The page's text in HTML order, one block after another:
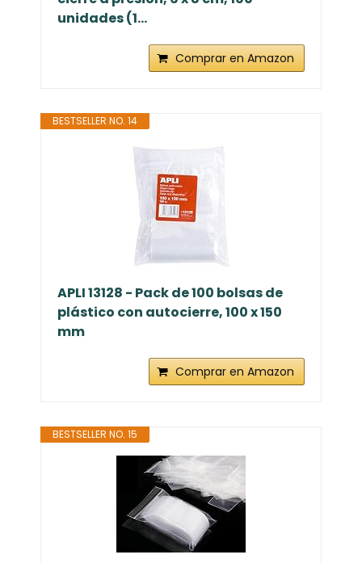
unidades (1...
Comprar en Amazon
BESTSELLER NO. 14
APLI 13128 - Pack de 100 bolsas de
plástico con autocierre, 100 x 150
mm
Comprar en Amazon
BESTSELLER NO. 15